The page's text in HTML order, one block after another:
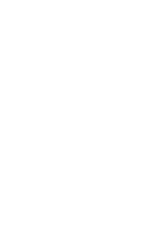
生图、文生图
我使用的步骤：